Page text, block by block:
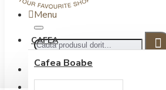
Contul meu
Menu
CAFEA
Cafea Boabe
CONECTARE